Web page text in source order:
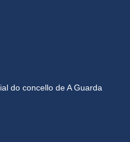
do concello de A Guarda